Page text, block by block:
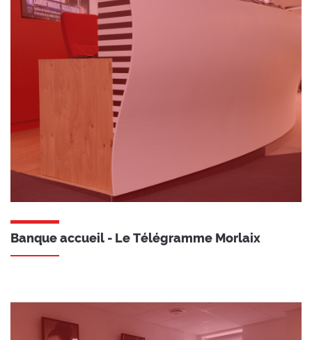
Banque accueil - Le Télégramme Morlaix